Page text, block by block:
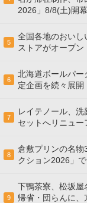
2026」8/8(土)開幕
5
全国各地のおい
ストアがオープン
6
北海道ボールパー
定企画を続々展開
7
レイテノール、
セットへリニュー
8
倉敷プリンの名物
クション2026」で
9
下鴨茶寮、松坂
帰省・団らんに